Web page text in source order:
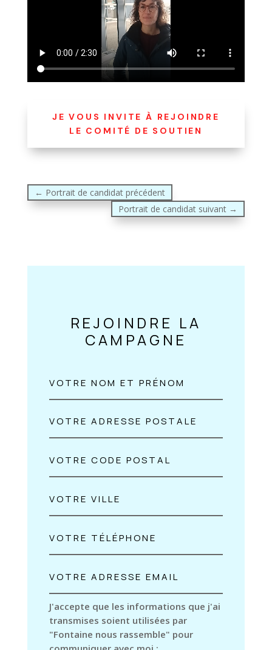
JE VOUS INVITE À REJOINDRE
LE COMITÉ DE SOUTIEN
← Portrait de candidat précédent
Portrait de candidat suivant →
REJOINDRE LA
CAMPAGNE
J'accepte que les informations que j'ai
transmises soient utilisées par
"Fontaine nous rassemble" pour